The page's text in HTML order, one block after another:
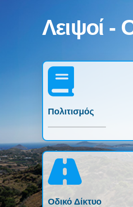
Λειψοί -
Πολιτισμός
Οδικό Δίκτυο